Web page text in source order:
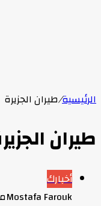
الرئيسية/طيران الجزيرة
طيران
أخبارك
Mostafa Farouk